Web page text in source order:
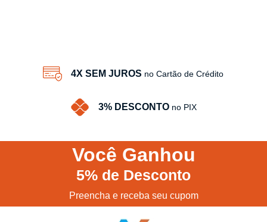
4X SEM JUROS no Cartão de Crédito
3% DESCONTO no PIX
Você Ganhou
5% de Desconto
Preencha e receba seu cupom